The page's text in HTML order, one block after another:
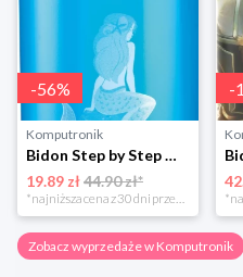
-56%
Komputronik
Bidon Step by Step Mermaid 183835 Step By Step
19.89 zł44.90 zł*
*najniższa cena z 30 dni przed obniżką
-
Zobacz wyprzedaże w Komputronik